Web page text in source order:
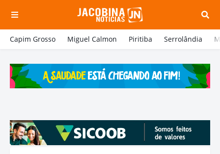
Capim Grosso Miguel Calmon Piritiba Serrolândia